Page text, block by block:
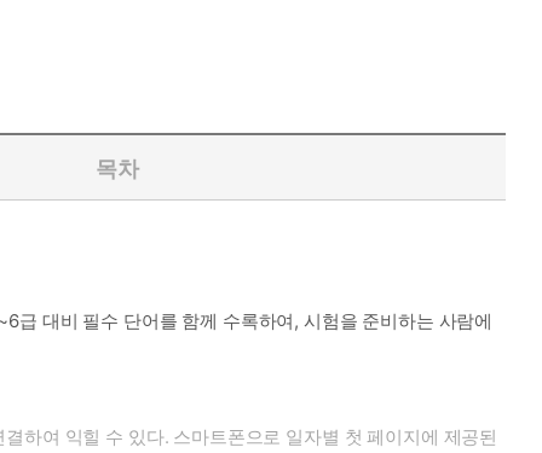
목차
급 대비 필수 단어를 함께 수록하여, 시험을 준비하는 사람에
하여 익힐 수 있다. 스마트폰으로 일자별 첫 페이지에 제공된